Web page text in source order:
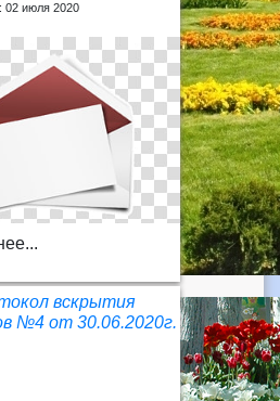
02 июля 2020
вскрытия
№4 от 30.06.2020г.